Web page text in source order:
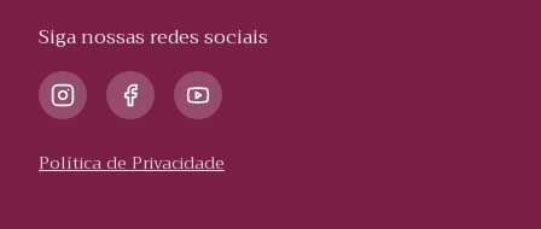
Siga nossas redes sociais
Política de Privacidade